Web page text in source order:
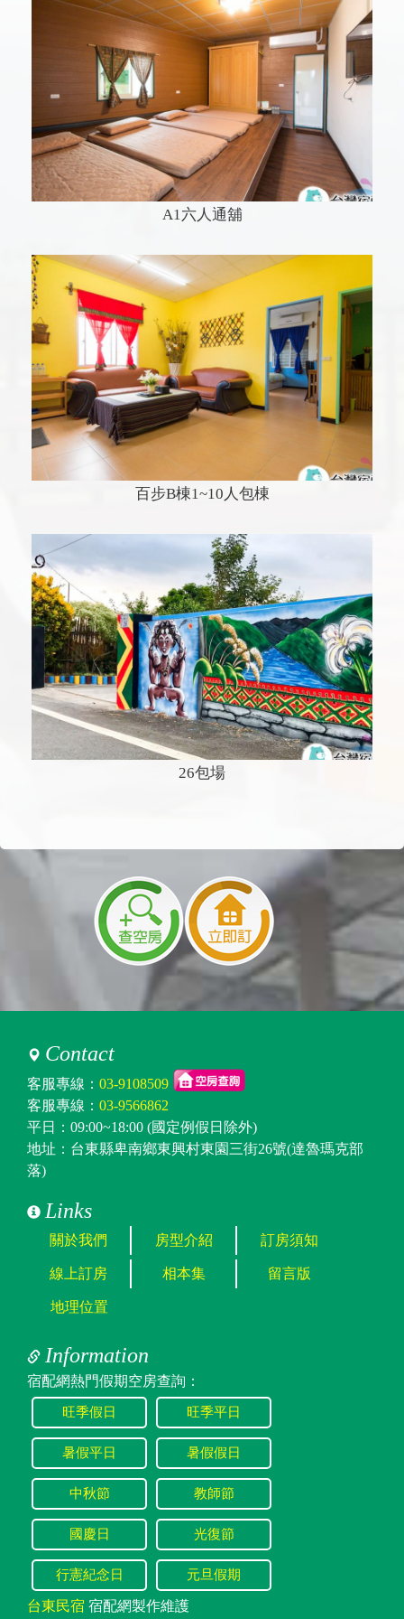
A1六人通舖
百步B棟1~10人包棟
26包場
Contact
客服專線： 03-9108509
客服專線： 03-9566862
平日：09:00~18:00 (國定例假日除外)
地址：台東縣卑南鄉東興村東園三街26號(達魯瑪克部
落)
Links
關於我們 房型介紹 訂房須知
線上訂房 相本集 留言版
地理位置
Information
宿配網熱門假期空房查詢：
旺季假日 旺季平日
暑假平日 暑假假日
中秋節 教師節
國慶日 光復節
行憲紀念日 元旦假期
台東民宿 宿配網製作維護